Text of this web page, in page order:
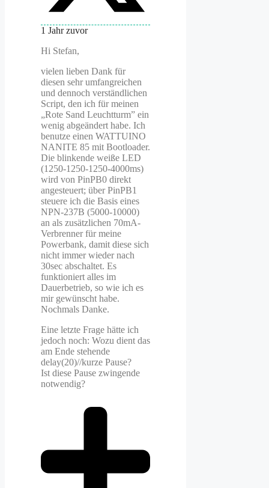
1 Jahr zuvor
Hi Stefan,
vielen lieben Dank für
diesen sehr umfangreichen
und dennoch verständlichen
Script, den ich für meinen
„Rote Sand Leuchtturm” ein
wenig abgeändert habe. Ich
benutze einen WATTUINO
NANITE 85 mit Bootloader.
Die blinkende weiße LED
(1250-1250-1250-4000ms)
wird von PinPB0 direkt
angesteuert; über PinPB1
steuere ich die Basis eines
NPN-237B (5000-10000)
an als zusätzlichen 70mA-
Verbrenner für meine
Powerbank, damit diese sich
nicht immer wieder nach
30sec abschaltet. Es
funktioniert alles im
Dauerbetrieb, so wie ich es
mir gewünscht habe.
Nochmals Danke.
Eine letzte Frage hätte ich
jedoch noch: Wozu dient das
am Ende stehende
delay(20)//kurze Pause?
Ist diese Pause zwingende
notwendig?